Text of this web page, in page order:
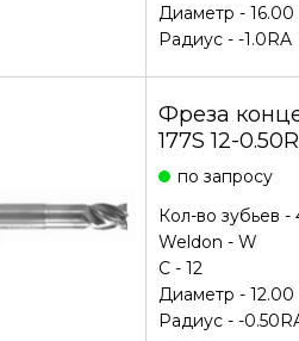
Диаметр -
Радиус - -1.0RA
Фреза
177S 12-
по запросу
Кол-во зубьев -
Weldon - W
С - 12
Диаметр -
Радиус - -